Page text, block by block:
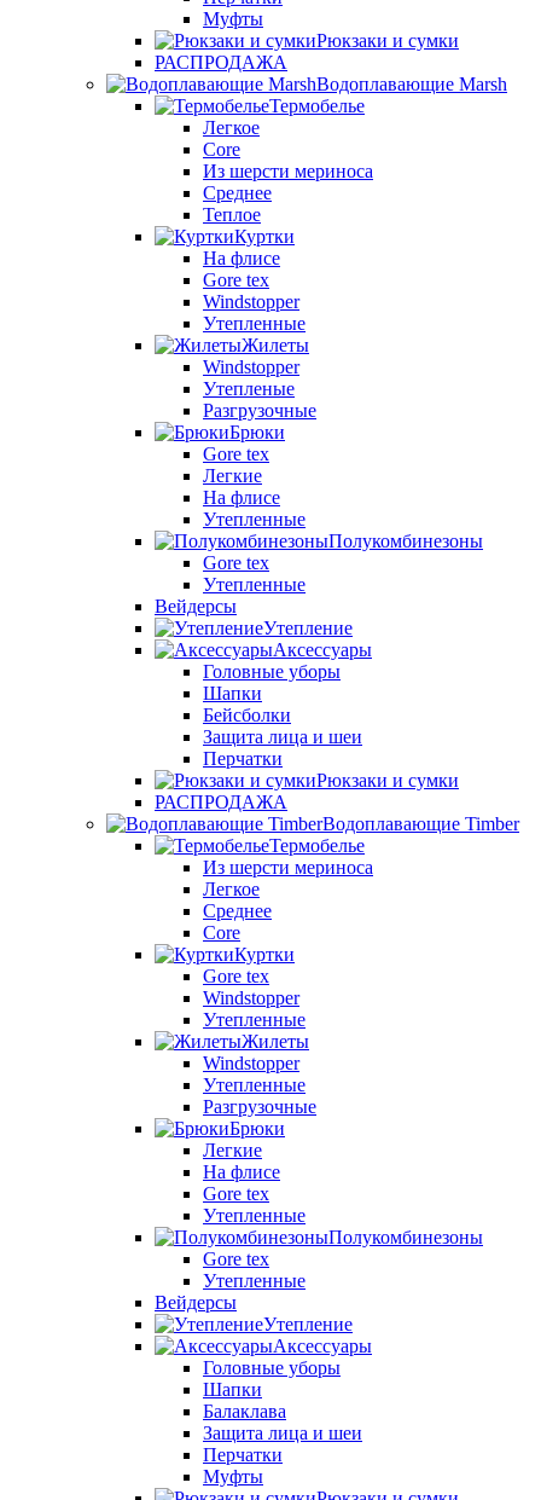
Муфты
Рюкзаки и сумки
РАСПРОДАЖА
Водоплавающие Marsh
Термобелье
Легкое
Core
Из шерсти мериноса
Среднее
Теплое
Куртки
На флисе
Gore tex
Windstopper
Утепленные
Жилеты
Windstopper
Утепленые
Разгрузочные
Брюки
Gore tex
Легкие
На флисе
Утепленные
Полукомбинезоны
Gore tex
Утепленные
Вейдерсы
Утепление
Аксессуары
Головные уборы
Шапки
Бейсболки
Защита лица и шеи
Перчатки
Рюкзаки и сумки
РАСПРОДАЖА
Водоплавающие Timber
Термобелье
Из шерсти мериноса
Легкое
Среднее
Core
Куртки
Gore tex
Windstopper
Утепленные
Жилеты
Windstopper
Утепленные
Разгрузочные
Брюки
Легкие
На флисе
Gore tex
Утепленные
Полукомбинезоны
Gore tex
Утепленные
Вейдерсы
Утепление
Аксессуары
Головные уборы
Шапки
Балаклава
Защита лица и шеи
Перчатки
Муфты